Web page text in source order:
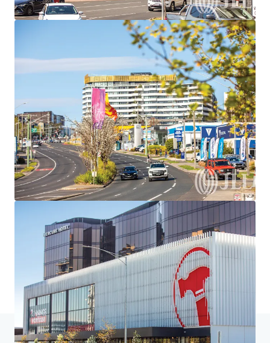
Accueil Résultats de la recherche 546 Doncaster Road,